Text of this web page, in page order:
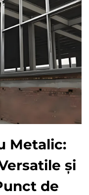
Metalic:
și
de